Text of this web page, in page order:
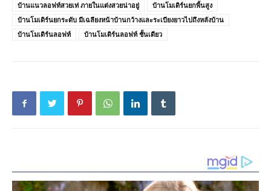
บ้านแนวลอฟท์สวยเท่ ภายในแต่งสวยน่าอยู่
บ้านโมเดิร์นยกพื้นสูง
บ้านโมเดิร์นยกระดับ มีเฉลียงหน้าบ้านกว้างและระเบียงยาวไปถึงหลังบ้าน
บ้านโมเดิร์นลอฟท์
บ้านโมเดิร์นลอฟท์ ชั้นเดียว